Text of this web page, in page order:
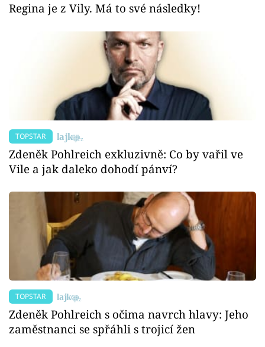
Regina je z Vily. Má to své následky!
TOPSTAR
Zdeněk Pohlreich exkluzivně: Co by vařil ve
Vile a jak daleko dohodí pánví?
TOPSTAR
Zdeněk Pohlreich s očima navrch hlavy: Jeho
zaměstnanci se spřáhli s trojicí žen